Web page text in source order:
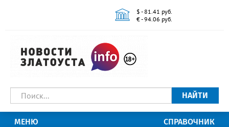
$ - 81.41 руб.
€ - 94.06 руб.
НАЙТИ
МЕНЮ СПРАВОЧНИК